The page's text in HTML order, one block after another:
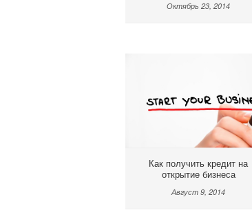
Октябрь 23, 2014
Как получить кредит на
открытие бизнеса
Август 9, 2014